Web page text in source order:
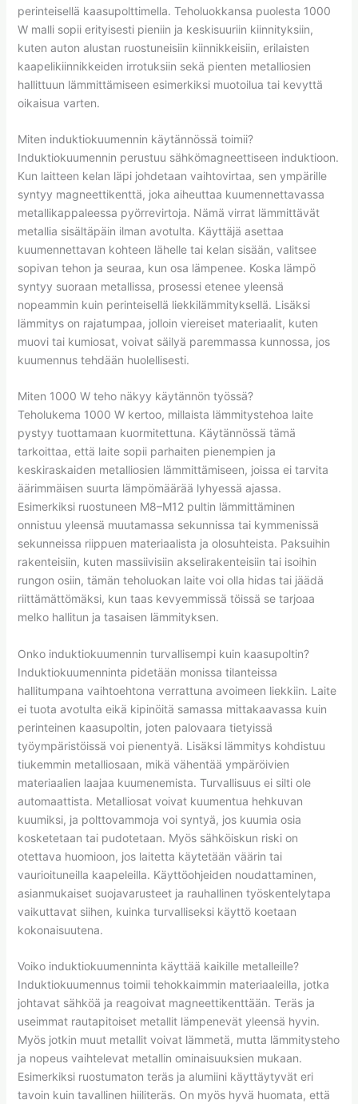
perinteisellä kaasupolttimella. Teholuokkansa puolesta 1000
W malli sopii erityisesti pieniin ja keskisuuriin kiinnityksiin,
kuten auton alustan ruostuneisiin kiinnikkeisiin, erilaisten
kaapelikiinnikkeiden irrotuksiin sekä pienten metalliosien
hallittuun lämmittämiseen esimerkiksi muotoilua tai kevyttä
oikaisua varten.
Miten induktiokuumennin käytännössä toimii?
Induktiokuumennin perustuu sähkömagneettiseen induktioon.
Kun laitteen kelan läpi johdetaan vaihtovirtaa, sen ympärille
syntyy magneettikenttä, joka aiheuttaa kuumennettavassa
metallikappaleessa pyörrevirtoja. Nämä virrat lämmittävät
metallia sisältäpäin ilman avotulta. Käyttäjä asettaa
kuumennettavan kohteen lähelle tai kelan sisään, valitsee
sopivan tehon ja seuraa, kun osa lämpenee. Koska lämpö
syntyy suoraan metallissa, prosessi etenee yleensä
nopeammin kuin perinteisellä liekkilämmityksellä. Lisäksi
lämmitys on rajatumpaa, jolloin viereiset materiaalit, kuten
muovi tai kumiosat, voivat säilyä paremmassa kunnossa, jos
kuumennus tehdään huolellisesti.
Miten 1000 W teho näkyy käytännön työssä?
Teholukema 1000 W kertoo, millaista lämmitystehoa laite
pystyy tuottamaan kuormitettuna. Käytännössä tämä
tarkoittaa, että laite sopii parhaiten pienempien ja
keskiraskaiden metalliosien lämmittämiseen, joissa ei tarvita
äärimmäisen suurta lämpömäärää lyhyessä ajassa.
Esimerkiksi ruostuneen M8–M12 pultin lämmittäminen
onnistuu yleensä muutamassa sekunnissa tai kymmenissä
sekunneissa riippuen materiaalista ja olosuhteista. Paksuihin
rakenteisiin, kuten massiivisiin akselirakenteisiin tai isoihin
rungon osiin, tämän teholuokan laite voi olla hidas tai jäädä
riittämättömäksi, kun taas kevyemmissä töissä se tarjoaa
melko hallitun ja tasaisen lämmityksen.
Onko induktiokuumennin turvallisempi kuin kaasupoltin?
Induktiokuumenninta pidetään monissa tilanteissa
hallitumpana vaihtoehtona verrattuna avoimeen liekkiin. Laite
ei tuota avotulta eikä kipinöitä samassa mittakaavassa kuin
perinteinen kaasupoltin, joten palovaara tietyissä
työympäristöissä voi pienentyä. Lisäksi lämmitys kohdistuu
tiukemmin metalliosaan, mikä vähentää ympäröivien
materiaalien laajaa kuumenemista. Turvallisuus ei silti ole
automaattista. Metalliosat voivat kuumentua hehkuvan
kuumiksi, ja polttovammoja voi syntyä, jos kuumia osia
kosketetaan tai pudotetaan. Myös sähköiskun riski on
otettava huomioon, jos laitetta käytetään väärin tai
vaurioituneilla kaapeleilla. Käyttöohjeiden noudattaminen,
asianmukaiset suojavarusteet ja rauhallinen työskentelytapa
vaikuttavat siihen, kuinka turvalliseksi käyttö koetaan
kokonaisuutena.
Voiko induktiokuumenninta käyttää kaikille metalleille?
Induktiokuumennus toimii tehokkaimmin materiaaleilla, jotka
johtavat sähköä ja reagoivat magneettikenttään. Teräs ja
useimmat rautapitoiset metallit lämpenevät yleensä hyvin.
Myös jotkin muut metallit voivat lämmetä, mutta lämmitysteho
ja nopeus vaihtelevat metallin ominaisuuksien mukaan.
Esimerkiksi ruostumaton teräs ja alumiini käyttäytyvät eri
tavoin kuin tavallinen hiiliteräs. On myös hyvä huomata, että